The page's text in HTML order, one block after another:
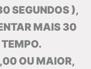
SEGUNDOS ),
MAIS 30
TEMPO.
OU MAIOR,